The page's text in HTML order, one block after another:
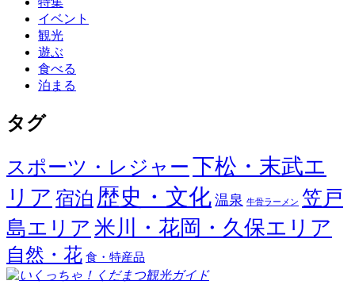
イベント
観光
遊ぶ
食べる
泊まる
タグ
スポーツ・レジャー 下松・末武エ
リア 宿泊 歴史・文化 温泉 牛骨ラーメン 笠戸
島エリア 米川・花岡・久保エリア
自然・花 食・特産品